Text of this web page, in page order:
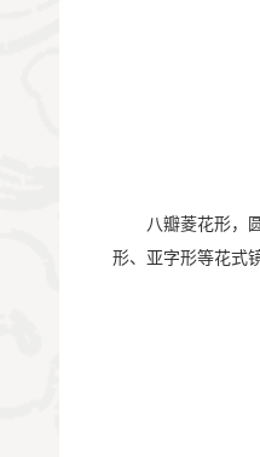
八瓣菱花形，圆
形、亚字形等花式